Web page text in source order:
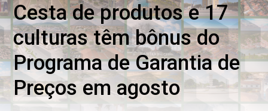
Cesta de produtos e 17
culturas têm bônus do
Programa de Garantia de
Preços em agosto